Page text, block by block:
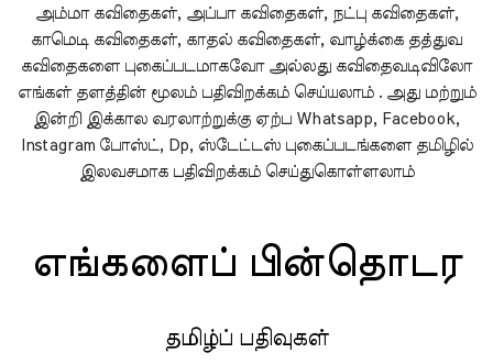
அம்மா கவிதைகள், அப்பா கவிதைகள், நட்பு கவிதைகள்,
காமெடி கவிதைகள், காதல் கவிதைகள், வாழ்க்கை தத்துவ
கவிதைகளை புகைப்படமாகவோ அல்லது கவிதைவடிவிலோ
எங்கள் தளத்தின் மூலம் பதிவிறக்கம் செய்யலாம் . அது மற்றும்
இன்றி இக்கால வரலாற்றுக்கு ஏற்ப Whatsapp, Facebook,
Instagram போஸ்ட், Dp, ஸ்டேட்டஸ் புகைப்படங்களை தமிழில்
இலவசமாக பதிவிறக்கம் செய்துகொள்ளலாம்
எங்களைப் பின்தொடர
தமிழ்ப் பதிவுகள்